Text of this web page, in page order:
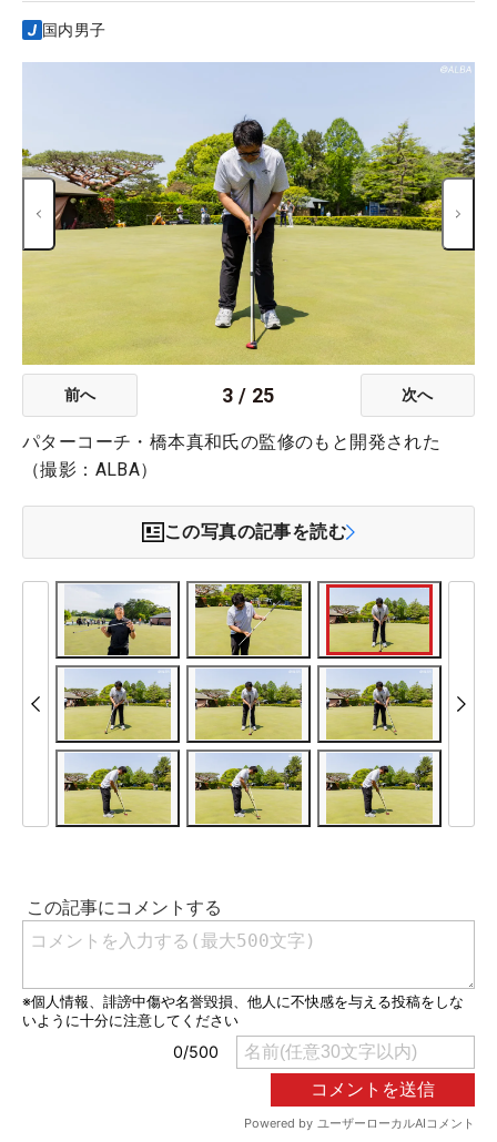
国内男子
前へ 3 / 25 次へ
パターコーチ・橋本真和氏の監修のもと開発された
（撮影：ALBA）
この写真の記事を読む